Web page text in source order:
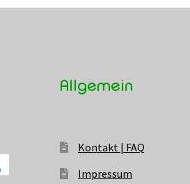
Allgemein
Kontakt | FAQ
Impressum